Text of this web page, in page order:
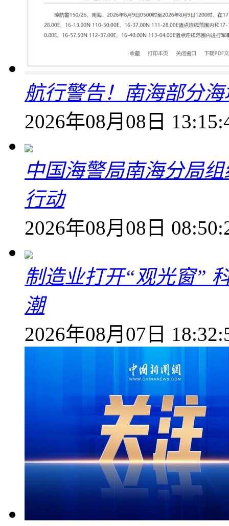
航行警告！南海部分
2026年08月08日
中国海警局南海分局
行动
2026年08月08日
制造业打开“观光窗”
潮
2026年08月07日